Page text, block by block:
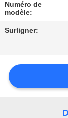
REQUEST
A
PLAN
Numéro de
modèle:
Surligner: